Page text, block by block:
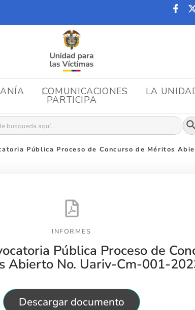
COMUNICACIONES LA
PARTICIPA
Pública Proceso de Concurso de Méritos
INFORMES
Pública Proceso de
Abierto No. Uariv-Cm-001-
Descargar documento